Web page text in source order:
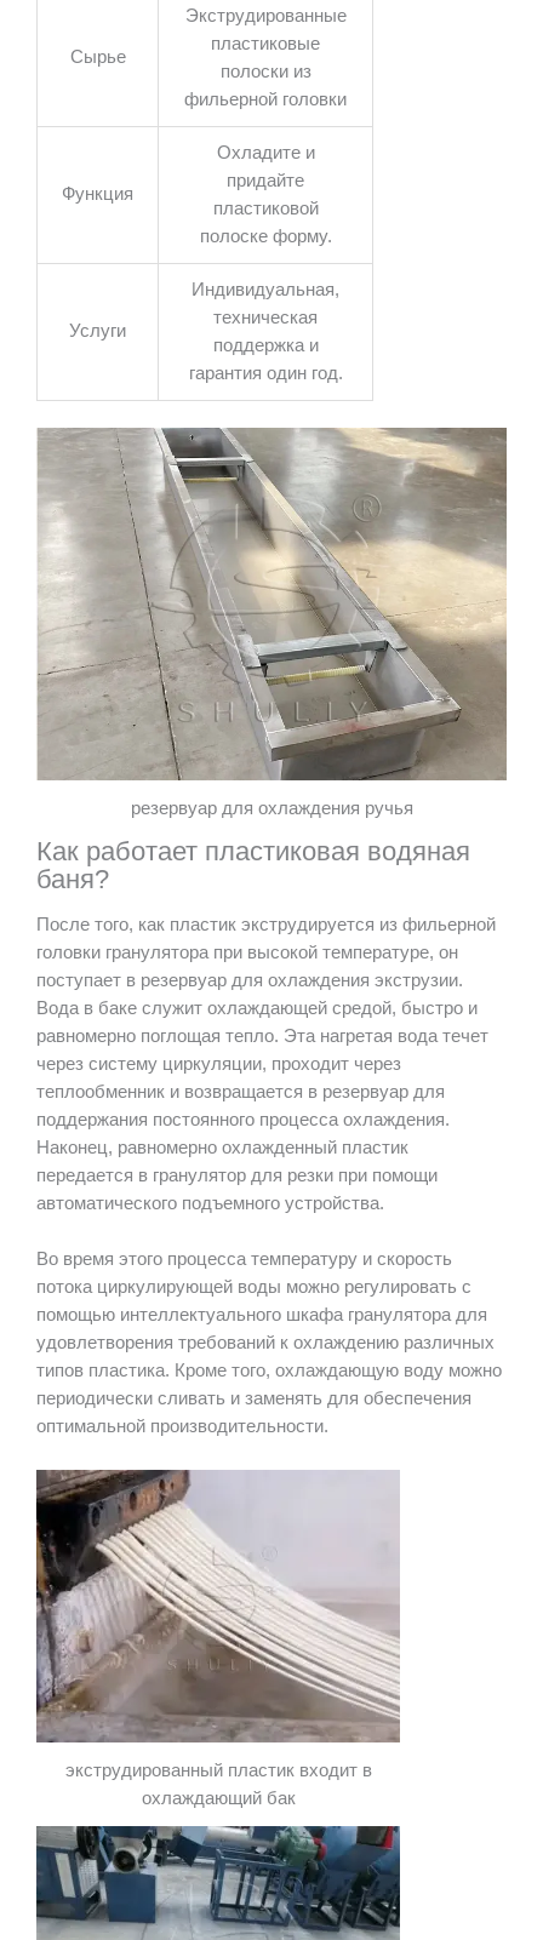
Сырье
Экструдированные
пластиковые
полоски из
фильерной головки
Функция
Охладите и
придайте
пластиковой
полоске форму.
Услуги
Индивидуальная,
техническая
поддержка и
гарантия один год.
резервуар для охлаждения ручья
Как работает пластиковая водяная
баня?
После того, как пластик экструдируется из фильерной
головки гранулятора при высокой температуре, он
поступает в резервуар для охлаждения экструзии.
Вода в баке служит охлаждающей средой, быстро и
равномерно поглощая тепло. Эта нагретая вода течет
через систему циркуляции, проходит через
теплообменник и возвращается в резервуар для
поддержания постоянного процесса охлаждения.
Наконец, равномерно охлажденный пластик
передается в гранулятор для резки при помощи
автоматического подъемного устройства.
Во время этого процесса температуру и скорость
потока циркулирующей воды можно регулировать с
помощью интеллектуального шкафа гранулятора для
удовлетворения требований к охлаждению различных
типов пластика. Кроме того, охлаждающую воду можно
периодически сливать и заменять для обеспечения
оптимальной производительности.
экструдированный пластик входит в
охлаждающий бак